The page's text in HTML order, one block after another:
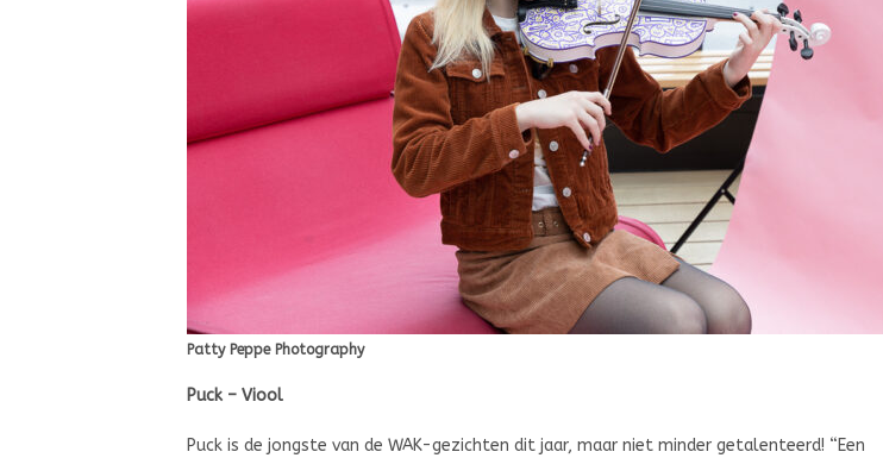
Patty Peppe Photography
Puck – Viool
Puck is de jongste van de WAK-gezichten dit jaar, maar niet minder getalenteerd! “Een